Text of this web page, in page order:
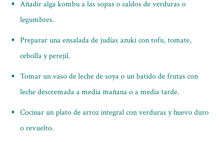
Añadir alga kombu a las sopas o caldos de verduras o
legumbres.
Preparar una ensalada de judías azuki con tofu, tomate,
cebolla y perejil.
Tomar un vaso de leche de soya o un batido de frutas con
leche descremada a media mañana o a media tarde.
Cocinar un plato de arroz integral con verduras y huevo duro
o revuelto.